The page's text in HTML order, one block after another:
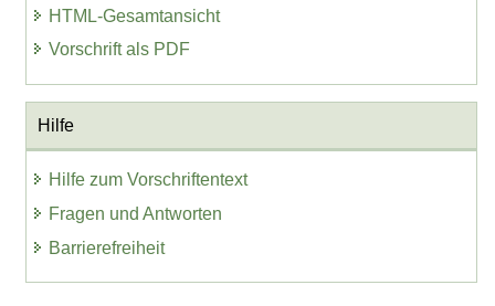
HTML-Gesamtansicht
Vorschrift als PDF
Hilfe
Hilfe zum Vorschriftentext
Fragen und Antworten
Barrierefreiheit